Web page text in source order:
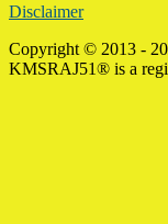
Disclaimer
Copyright © 2013 -
KMSRAJ51® is a